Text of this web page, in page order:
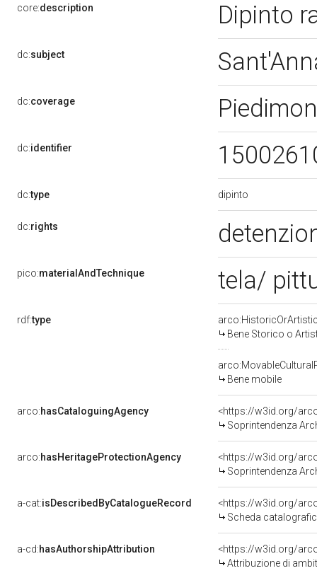
core:description Dipinto
dc:subject
dc:coverage
dc:identifier
dc:type dipinto
dc:rights
pico:materialAndTechnique tela/
rdf:type
Bene Storico o
Bene mobile
arco:hasCataloguingAgency
<https://w3id.org/
Soprintendenza
arco:hasHeritageProtectionAgency
<https://w3id.org/
Soprintendenza
a-cat:isDescribedByCatalogueRecord
<https://w3id.org/
Scheda
a-cd:hasAuthorshipAttribution
<https://w3id.org/
Attribuzione di